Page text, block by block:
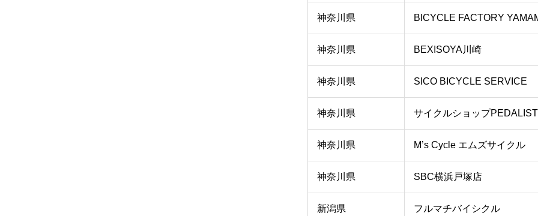
神奈川県 BICYCLE FACTORY
神奈川県 BEXISOYA川崎
神奈川県 SICO BICYCLE SERVICE
神奈川県 サイクルショップPEDALIST
神奈川県 M’s Cycle エムズサイクル
神奈川県 SBC横浜戸塚店
新潟県 フルマチバイシクル